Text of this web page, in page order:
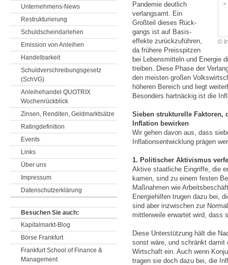
©
Pandemie deutlich
verlang­samt. Ein
Großteil dieses Rück­
gangs ist auf Basis­
effekte zurück­zuführen,
da frühere Preis­spitzen
bei Lebens­mitteln und Energie
treiben. Diese Phase der
den meisten großen
höheren Bereich und liegt
Besonders hartnäckig ist die
Sieben strukturelle Faktoren,
Inflation bewirken
Wir gehen davon aus, dass
Inflationsentwicklung prägen
1. Politischer Aktivismus
Aktive staatliche Eingriffe, die
kamen, sind zu einem festen
Maßnahmen wie
Energiehilfen trugen dazu bei,
sind aber inzwischen zur
mittlerweile erwartet wird, dass
Diese Unterstützung hält die
sonst wäre, und schränkt damit
Wirtschaft ein. Auch wenn
tragen sie doch dazu bei, die
Unternehmens-News
Restrukturierung
Schuldscheindarlehen
Emission von Anleihen
Handelbarkeit
Schuldverschreibungsgesetz
(SchVG)
Anleihehandel QUOTRIX
Wochenrückblick
Zinsen, Renditen, Geldmarktsätze
Ratingdefinition
Events
Links
Über uns
Impressum
Datenschutzerklärung
Besuchen Sie auch:
Kapitalmarkt-Blog
Börse Frankfurt
Frankfurt School of Finance &
Management